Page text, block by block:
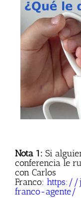
Nota 1: Si
conferencia le
con Carlos
Franco: https://
franco-agente/